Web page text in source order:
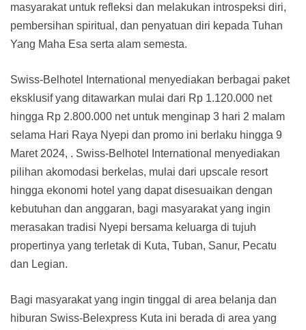
masyarakat untuk refleksi dan melakukan introspeksi diri,
pembersihan spiritual, dan penyatuan diri kepada Tuhan
Yang Maha Esa serta alam semesta.
Swiss-Belhotel International menyediakan berbagai paket
eksklusif yang ditawarkan mulai dari Rp 1.120.000 net
hingga Rp 2.800.000 net untuk menginap 3 hari 2 malam
selama Hari Raya Nyepi dan promo ini berlaku hingga 9
Maret 2024, . Swiss-Belhotel International menyediakan
pilihan akomodasi berkelas, mulai dari upscale resort
hingga ekonomi hotel yang dapat disesuaikan dengan
kebutuhan dan anggaran, bagi masyarakat yang ingin
merasakan tradisi Nyepi bersama keluarga di tujuh
propertinya yang terletak di Kuta, Tuban, Sanur, Pecatu
dan Legian.
Bagi masyarakat yang ingin tinggal di area belanja dan
hiburan Swiss-Belexpress Kuta ini berada di area yang